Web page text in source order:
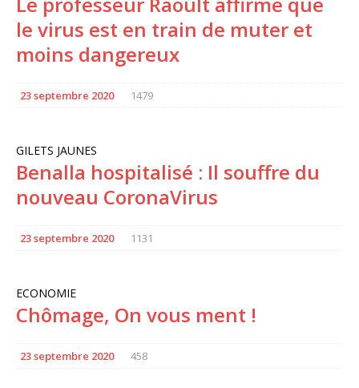
le virus est en train de muter et
moins dangereux
23 septembre 2020 1479
GILETS JAUNES
Benalla hospitalisé : Il souffre du
nouveau CoronaVirus
23 septembre 2020 1131
ECONOMIE
Chômage, On vous ment !
23 septembre 2020 458